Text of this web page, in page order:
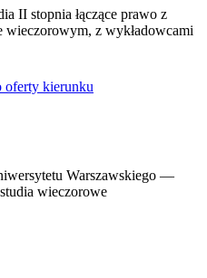
II stopnia łączące prawo z
z wykładowcami
oferty kierunku
Warszawskiego —
wieczorowe